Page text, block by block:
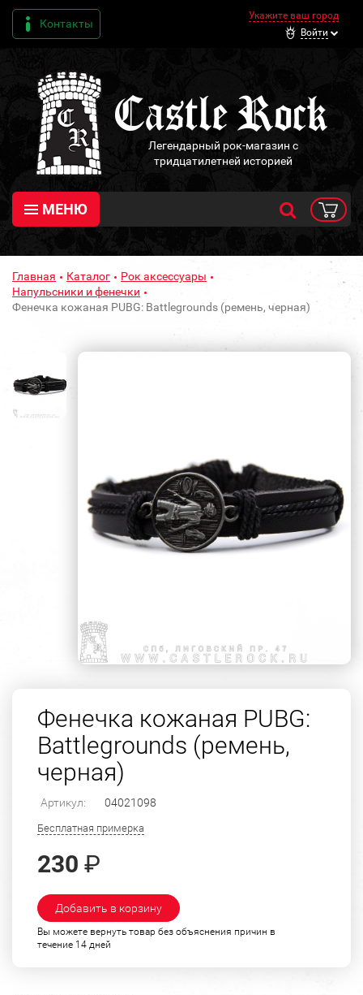
Контакты
Укажите ваш город
Войти
Легендарный рок-магазин с
тридцатилетней историей
МЕНЮ
Главная Каталог
Рок аксессуары
Напульсники и фенечки
Фенечка кожаная PUBG: Battlegrounds (ремень, черная)
Фенечка кожаная PUBG:
Battlegrounds (ремень,
черная)
Артикул: 04021098
Бесплатная примерка
230 ₽
Добавить в корзину
Вы можете вернуть товар без объяснения причин в
течение 14 дней